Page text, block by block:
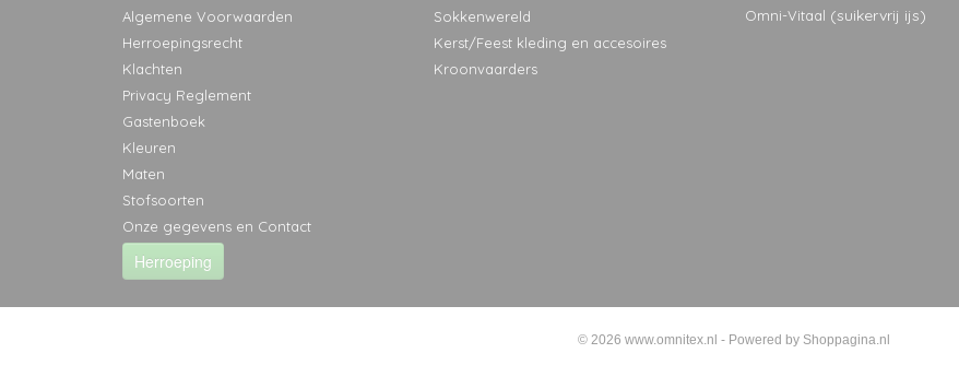
Algemene Voorwaarden
Herroepingsrecht
Klachten
Privacy Reglement
Gastenboek
Kleuren
Maten
Stofsoorten
Onze gegevens en Contact
Herroeping
Sokkenwereld
Kerst/Feest kleding en accesoires
Kroonvaarders
Omni-Vitaal (suikervrij ijs)
© 2026 www.omnitex.nl - Powered by Shoppagina.nl